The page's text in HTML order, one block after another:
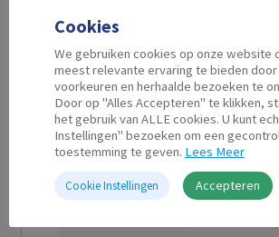
Aanvullende
LAN snelheid
Gigabit
(10/100/
Cookies
We gebruiken cookies op onze website
meest relevante ervaring te bieden door
voorkeuren en herhaalde bezoeken te
Door op "Alles Accepteren" te klikken,
het gebruik van ALLE cookies. U kunt
Instellingen" bezoeken om een
toestemming te geven. Lees Meer
Cookie Instellingen Accepteren